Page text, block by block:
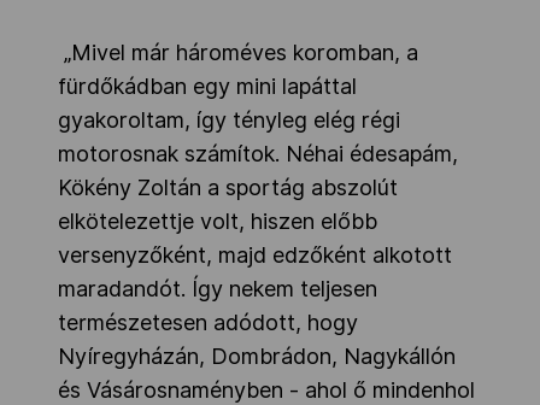
„Mivel már hároméves koromban, a
fürdőkádban egy mini lapáttal
gyakoroltam, így tényleg elég régi
motorosnak számítok. Néhai édesapám,
Kökény Zoltán a sportág abszolút
elkötelezettje volt, hiszen előbb
versenyzőként, majd edzőként alkotott
maradandót. Így nekem teljesen
természetesen adódott, hogy
Nyíregyházán, Dombrádon, Nagykállón
és Vásárosnaményben - ahol ő mindenhol